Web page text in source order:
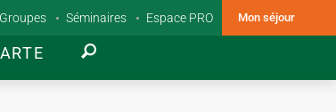
Groupes Séminaires Espace PRO Mon séjour